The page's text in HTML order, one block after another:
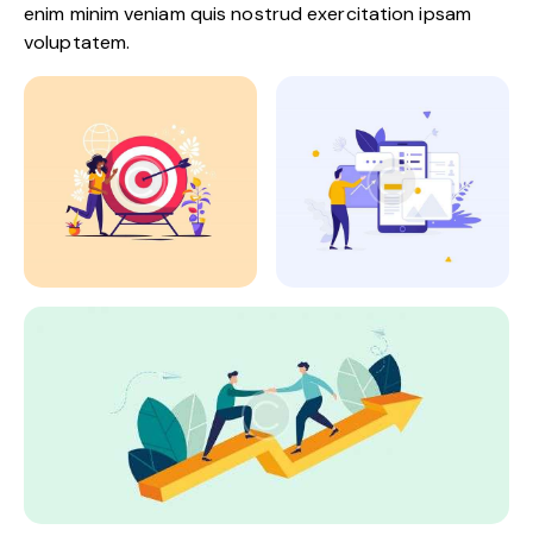
enim minim veniam quis nostrud exercitation ipsam
voluptatem.